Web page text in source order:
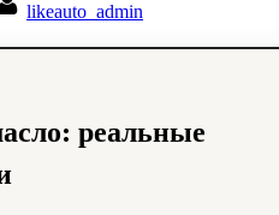
likeauto_admin
реальные